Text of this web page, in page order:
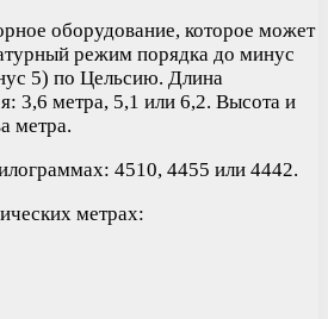
оборудование, которое может
режим порядка до минус
5) по Цельсию. Длина
3,6 метра, 5,1 или 6,2. Высота и
метра.
4510, 4455 или 4442.
метрах: